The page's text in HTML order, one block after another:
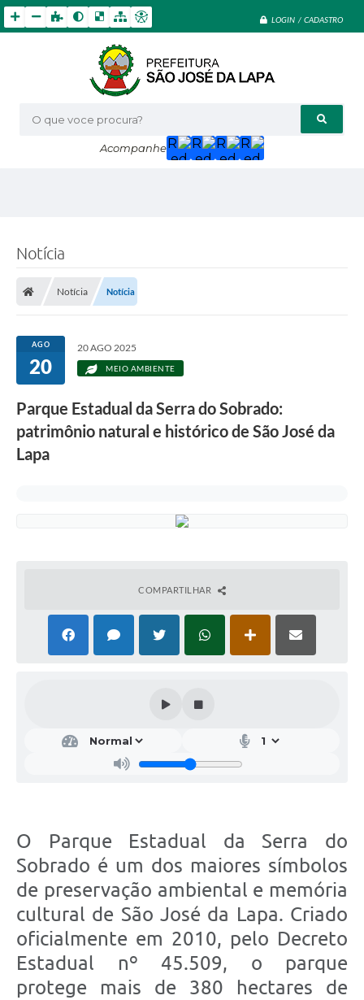
LOGIN / CADASTRO
O que voce procura?
Acompanhe
Notícia
Notícia Notícia
AGO
20
20 AGO 2025
MEIO AMBIENTE
Parque Estadual da Serra do Sobrado:
patrimônio natural e histórico de São José da
Lapa
COMPARTILHAR
O Parque Estadual da Serra do
Sobrado é um dos maiores símbolos
de preservação ambiental e memória
cultural de São José da Lapa. Criado
oficialmente em 2010, pelo Decreto
Estadual nº 45.509, o parque
protege mais de 380 hectares de